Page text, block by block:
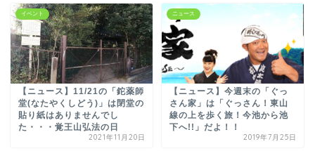
イベント
【ニュース】11/21の「鉈薬師
堂(なたやくしどう)」は閉堂の
貼り紙はありませんでし
た・・・覚王山弘法の日
2021年11月20日
ニュース
【ニュース】今週末の「ぐっ
さん家」は「ぐっさん！東山
線の上を歩く旅！今池から池
下へ!!」だよ！！
2019年7月25日